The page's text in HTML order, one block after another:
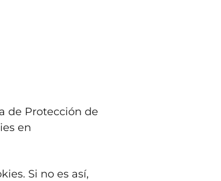
de Protección de
en
Si no es así,